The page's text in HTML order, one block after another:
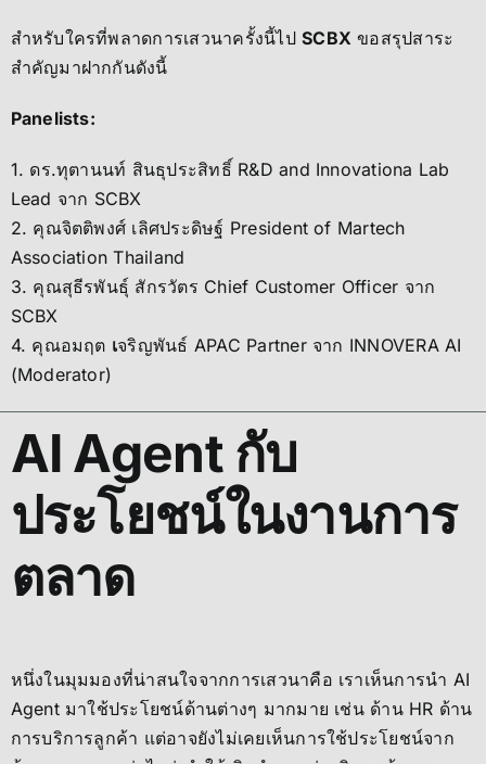
สำหรับใครที่พลาดการเสวนาครั้งนี้ไปSCBX ขอสรุปสาระ
สำคัญมาฝากกันดังนี้
Panelists:
1. ดร.ทุตานนท์ สินธุประสิทธิ์ R&D and Innovationa Lab
Lead จาก SCBX
2. คุณจิตติพงศ์ เลิศประดิษฐ์ President of Martech
Association Thailand
3. คุณสุธีรพันธุ์ สักรวัตร Chief Customer Officer จาก
SCBX
4. คุณอมฤต เจริญพันธ์ APAC Partner จาก INNOVERA AI
(Moderator)
AI Agent กับ
ประโยชน์ในงานการ
ตลาด
หนึ่งในมุมมองที่น่าสนใจจากการเสวนาคือ เราเห็นการนำ AI
Agent มาใช้ประโยชน์ด้านต่างๆ มากมาย เช่น ด้าน HR ด้าน
การบริการลูกค้า แต่อาจยังไม่เคยเห็นการใช้ประโยชน์จาก